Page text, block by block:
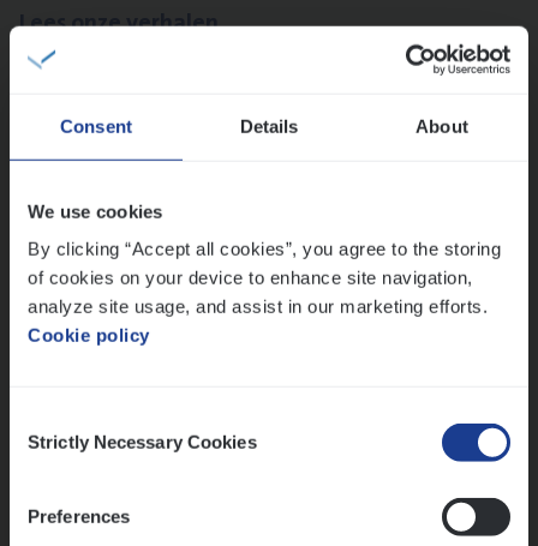
Consent Details About
We use cookies
By clicking “Accept all cookies”, you agree to the storing
of cookies on your device to enhance site navigation,
analyze site usage, and assist in our marketing efforts.
Cookie policy
Selection
Strictly Necessary Cookies
Preferences
Lees onze verhalen
Meer dan collega’s: hoe Julie en Aurélie elkaar
Mathias houdt van diepgaande dossiers én droge
humor
werk
Ons sollicitatieproces